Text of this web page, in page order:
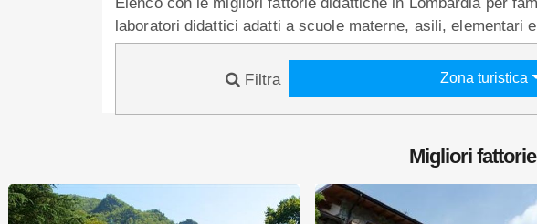
laboratori didattici adatti a scuole materne, asili, elementari
Filtra Zona turistica
Migliori